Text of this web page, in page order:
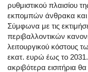
ρυθμιστικού πλαισίου
εκπομπών άνθρακα και
Σύμφωνα με τις
περιβαλλοντικών
λειτουργικού κόστους
εκατ. ευρώ έως το 2031.
ακριβότερα εισιτήρια